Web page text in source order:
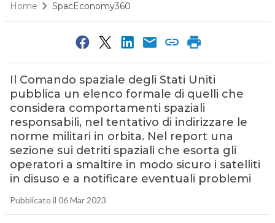
Home SpacEconomy360
Il Comando spaziale degli Stati Uniti
pubblica un elenco formale di quelli che
considera comportamenti spaziali
responsabili, nel tentativo di indirizzare le
norme militari in orbita. Nel report una
sezione sui detriti spaziali che esorta gli
operatori a smaltire in modo sicuro i satelliti
in disuso e a notificare eventuali problemi
Pubblicato il 06 Mar 2023